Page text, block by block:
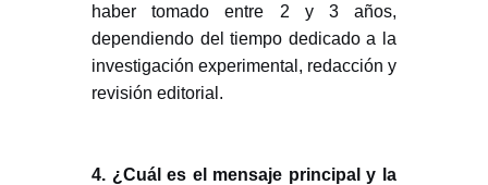
haber tomado entre 2 y 3 años,
dependiendo del tiempo dedicado a la
investigación experimental, redacción y
revisión editorial.
4. ¿Cuál es el mensaje principal y la